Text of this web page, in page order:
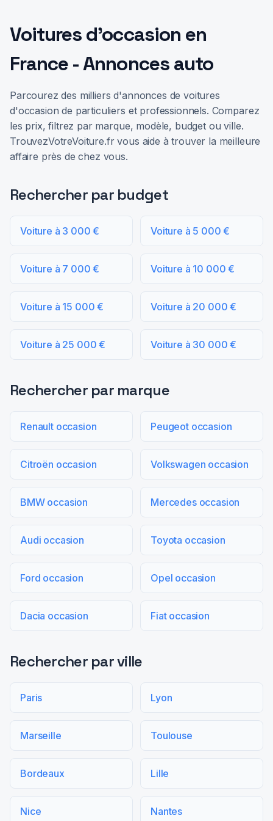
Voitures d'occasion en
France - Annonces auto
Parcourez des milliers d'annonces de voitures
d'occasion de particuliers et professionnels. Comparez
les prix, filtrez par marque, modèle, budget ou ville.
TrouvezVotreVoiture.fr vous aide à trouver la meilleure
affaire près de chez vous.
Rechercher par budget
Voiture à 3 000 € Voiture à 5 000 €
Voiture à 7 000 € Voiture à 10 000 €
Voiture à 15 000 € Voiture à 20 000 €
Voiture à 25 000 € Voiture à 30 000 €
Rechercher par marque
Renault occasion Peugeot occasion
Citroën occasion Volkswagen occasion
BMW occasion Mercedes occasion
Audi occasion Toyota occasion
Ford occasion Opel occasion
Dacia occasion Fiat occasion
Rechercher par ville
Paris Lyon
Marseille Toulouse
Bordeaux Lille
Nice Nantes